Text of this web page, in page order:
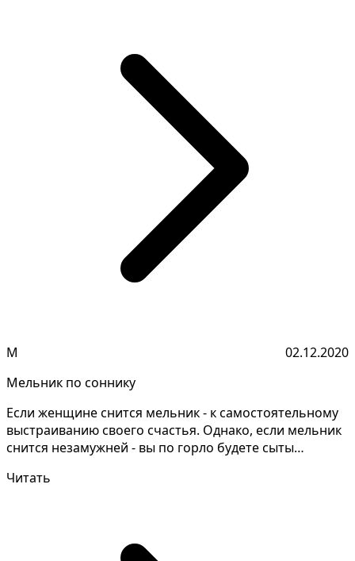
М
02.12.2020
Мельник по соннику
Если женщине снится мельник - к самостоятельному
выстраиванию своего счастья. Однако, если мельник
снится незамужней - вы по горло будете сыты
Читать